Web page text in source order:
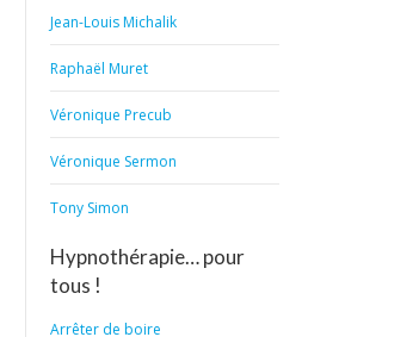
Jean-Louis Michalik
Raphaël Muret
Véronique Precub
Véronique Sermon
Tony Simon
Hypnothérapie… pour
tous !
Arrêter de boire